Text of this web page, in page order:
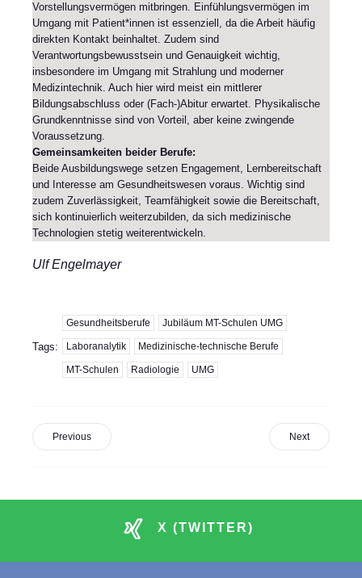
Vorstellungsvermögen mitbringen. Einfühlungsvermögen im
Umgang mit Patient*innen ist essenziell, da die Arbeit häufig
direkten Kontakt beinhaltet. Zudem sind
Verantwortungsbewusstsein und Genauigkeit wichtig,
insbesondere im Umgang mit Strahlung und moderner
Medizintechnik. Auch hier wird meist ein mittlerer
Bildungsabschluss oder (Fach-)Abitur erwartet. Physikalische
Grundkenntnisse sind von Vorteil, aber keine zwingende
Voraussetzung.
Gemeinsamkeiten beider Berufe:
Beide Ausbildungswege setzen Engagement, Lernbereitschaft
und Interesse am Gesundheitswesen voraus. Wichtig sind
zudem Zuverlässigkeit, Teamfähigkeit sowie die Bereitschaft,
sich kontinuierlich weiterzubilden, da sich medizinische
Technologien stetig weiterentwickeln.
Ulf Engelmayer
Tags:
Gesundheitsberufe Jubiläum MT-Schulen UMG
Laboranalytik Medizinische-technische Berufe
MT-Schulen Radiologie UMG
Previous Next
X (TWITTER)